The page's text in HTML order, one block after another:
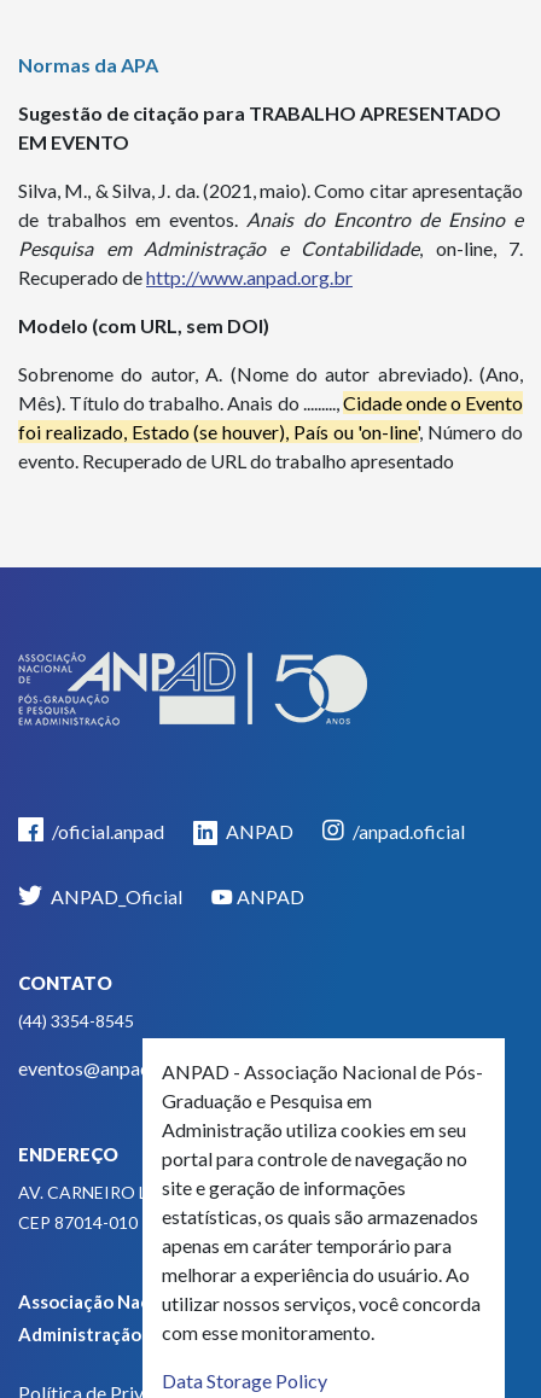
Normas da APA
Sugestão de citação para TRABALHO APRESENTADO
EM EVENTO
Silva, M., & Silva, J. da. (2021, maio). Como citar apresentação
de trabalhos em eventos. Anais do Encontro de Ensino e
Pesquisa em Administração e Contabilidade, on-line, 7.
Recuperado dehttp://www.anpad.org.br
Modelo (com URL, sem DOI)
Sobrenome do autor, A. (Nome do autor abreviado). (Ano,
Mês). Título do trabalho. Anais do .........,Cidade onde o Evento
foi realizado, Estado (se houver), País ou 'on-line', Número do
evento. Recuperado de URL do trabalho apresentado
/oficial.anpad ANPAD /anpad.oficial
ANPAD_Oficial ANPAD
CONTATO
(44) 3354-8545
eventos@anpad.org.br
ENDEREÇO
AV. CARNEIRO LEÃO, 825
CEP 87014-010 - MARINGÁ, PR, BRASIL
Associação Nacional de Pós-Graduação e Pesquisa em
Administração - CNPJ 42.595.652/0001-66
Política de Privacidade
ANPAD - Associação Nacional de Pós-
Graduação e Pesquisa em
Administração utiliza cookies em seu
portal para controle de navegação no
site e geração de informações
estatísticas, os quais são armazenados
apenas em caráter temporário para
melhorar a experiência do usuário. Ao
utilizar nossos serviços, você concorda
com esse monitoramento.
Data Storage Policy